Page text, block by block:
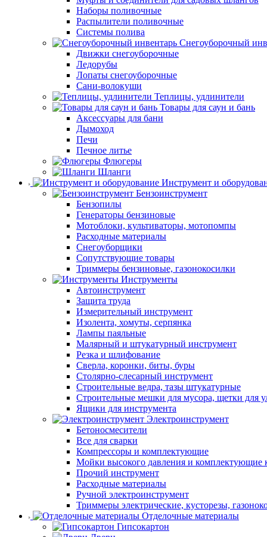
Наборы поливочные
Распылители поливочные
Системы полива
Снегоуборочный
Движки снегоуборочные
Ледорубы
Лопаты снегоуборочные
Сани-волокуши
Теплицы, удлинители
Товары для саун и бань
Аксессуары для бани
Дымоход
Печи
Печное литье
Флюгеры
Шланги
Инструмент и
Бензоинструмент
Бензопилы
Генераторы бензиновые
Мотоблоки, культиваторы, мотопомпы
Расходные материалы
Снегоуборщики
Сопутствующие товары
Триммеры бензиновые, газонокосилки
Инструменты
Автоинструмент
Защита труда
Измерительный инструмент
Изолента, хомуты, серпянка
Лампы паяльные
Малярный и штукатурный инструмент
Резка и шлифование
Сверла, коронки, биты, буры
Столярно-слесарный инструмент
Строительные ведра, тазы штукатурные
Строительные мешки для мусора, щетки для
Ящики для инструмента
Электроинструмент
Бетоносмесители
Все для сварки
Компрессоры и комплектующие
Мойки высокого давления и комплектующие
Прочий инструмент
Расходные материалы
Ручной электроинструмент
Триммеры электрические, кусторезы,
Отделочные материалы
Гипсокартон